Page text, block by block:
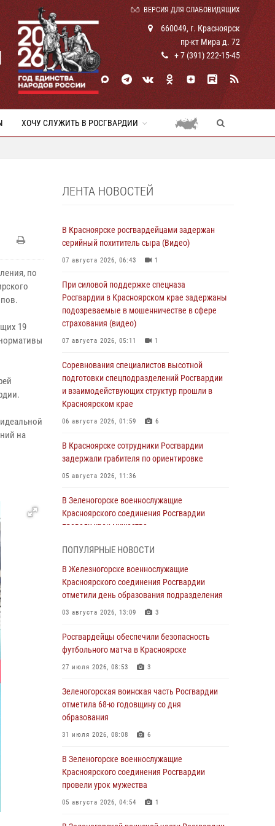
ВЕРСИЯ ДЛЯ СЛАБОВИДЯЩИХ
660049, г. Красноярск
пр-кт Мира д. 72
+ 7 (391) 222-15-45
ХОЧУ СЛУЖИТЬ В РОСГВАРДИИ
по
19
на
ЛЕНТА НОВОСТЕЙ
В Красноярске росгвардейцами задержан
серийный похититель сыра (Видео)
07 августа 2026, 06:43 1
При силовой поддержке спецназа
Росгвардии в Красноярском крае задержаны
подозреваемые в мошенничестве в сфере
страхования (видео)
07 августа 2026, 05:11 1
Соревнования специалистов высотной
подготовки спецподразделений Росгвардии
и взаимодействующих структур прошли в
Красноярском крае
06 августа 2026, 01:59 6
В Красноярске сотрудники Росгвардии
задержали грабителя по ориентировке
05 августа 2026, 11:36
В Зеленогорске военнослужащие
Красноярского соединения Росгвардии
провели урок мужества
В Красноярске взрывотехники
спецподразделения Росгвардии уничтожили
артиллерийский снаряд
05 августа 2026, 04:52 1
В Красноярске сотрудники
вневедомственной охраны Росгвардии
задержали подозреваемого в серии краж из
04 августа 2026, 09:57
Сотрудники Росгвардии обеспечили
общественный порядок во время
Дудинке
04 августа 2026, 08:36 1
В Красноярске сотрудники Росгвардии
супермаркета
ПОПУЛЯРНЫЕ НОВОСТИ
В Железногорске военнослужащие
Красноярского соединения Росгвардии
отметили день образования подразделения
03 августа 2026, 13:09 3
Росгвардейцы обеспечили безопасность
футбольного матча в Красноярске
27 июля 2026, 08:53 3
Зеленогорская воинская часть Росгвардии
отметила 68-ю годовщину со дня
образования
31 июля 2026, 08:08 6
В Зеленогорске военнослужащие
Красноярского соединения Росгвардии
провели урок мужества
05 августа 2026, 04:54 1